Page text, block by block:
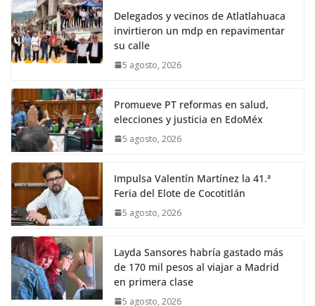
Delegados y vecinos de Atlatlahuaca
invirtieron un mdp en repavimentar
su calle
5 agosto, 2026
Promueve PT reformas en salud,
elecciones y justicia en EdoMéx
5 agosto, 2026
Impulsa Valentín Martínez la 41.ª
Feria del Elote de Cocotitlán
5 agosto, 2026
Layda Sansores habría gastado más
de 170 mil pesos al viajar a Madrid
en primera clase
5 agosto, 2026